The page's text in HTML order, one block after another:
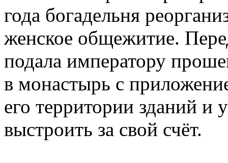
года богадельня
женское общежитие.
подала императору
в монастырь с
его территории зданий и
выстроить за свой счёт.